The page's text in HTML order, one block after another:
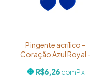
Pingente acrílico -
Coração Azul Royal -
unidades
R$6,26comPix